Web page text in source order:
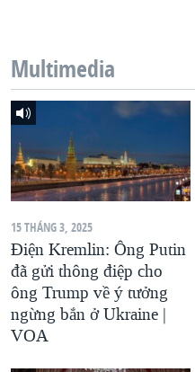
Multimedia
15 THÁNG 3, 2025
Điện Kremlin: Ông Putin
đã gửi thông điệp cho
ông Trump về ý tưởng
ngừng bắn ở Ukraine |
VOA